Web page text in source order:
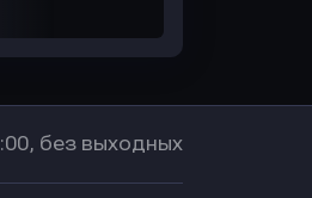
без выходных